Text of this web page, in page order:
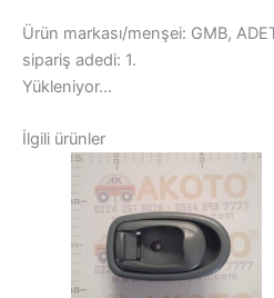
Ürün markası/menşei: GMB,
sipariş adedi: 1.
Yükleniyor...
İlgili ürünler